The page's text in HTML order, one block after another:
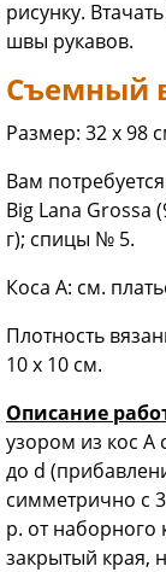
рисунку.
швы рукавов.
Съемный
Размер: 32 х 98
Вам
Big Lana Grossa
г); спицы № 5.
Коса А: см.
Плотность
10 х 10 см.
Описание
узором из кос А
до d
симметрично с
р. от наборного
закрытый края,